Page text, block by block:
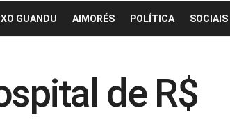
GUANDU AIMORÉS POLÍTICA SOCIAIS
de R$